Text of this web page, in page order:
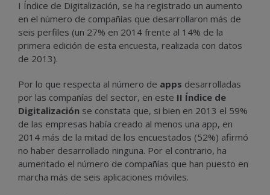
I Índice de Digitalización, se ha registrado un aumento
en el número de compañías que desarrollaron más de
seis perfiles (un 27% en 2014 frente al 14% de la
primera edición de esta encuesta, realizada con datos
de 2013).
Por lo que respecta al número de apps desarrolladas
por las compañías del sector, en este II Índice de
Digitalización se constata que, si bien en 2013 el 59%
de las empresas había creado al menos una app, en
2014 más de la mitad de los encuestados (52%) afirmó
no haber desarrollado ninguna. Por el contrario, ha
aumentado el número de compañías que han puesto en
marcha más de seis aplicaciones móviles.